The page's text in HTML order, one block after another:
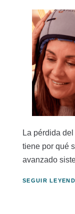
La pérdida
tiene por qué
avanzado
SEGUIR